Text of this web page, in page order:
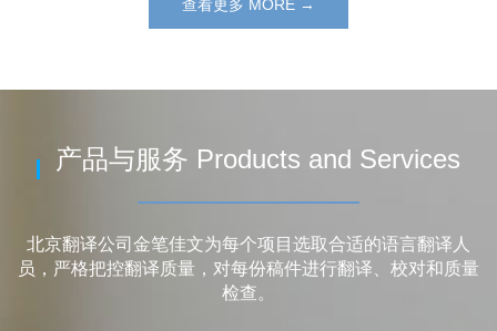
查看更多 MORE →
产品与服务 Products and Services
北京翻译公司金笔佳文为每个项目选取合适的语言翻译人
员，严格把控翻译质量，对每份稿件进行翻译、校对和质量
检查。